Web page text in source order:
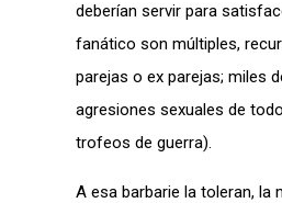
deberían servir para
fanático son múltiples,
parejas o ex parejas; miles
agresiones sexuales de
trofeos de guerra).
A esa barbarie la toleran, la